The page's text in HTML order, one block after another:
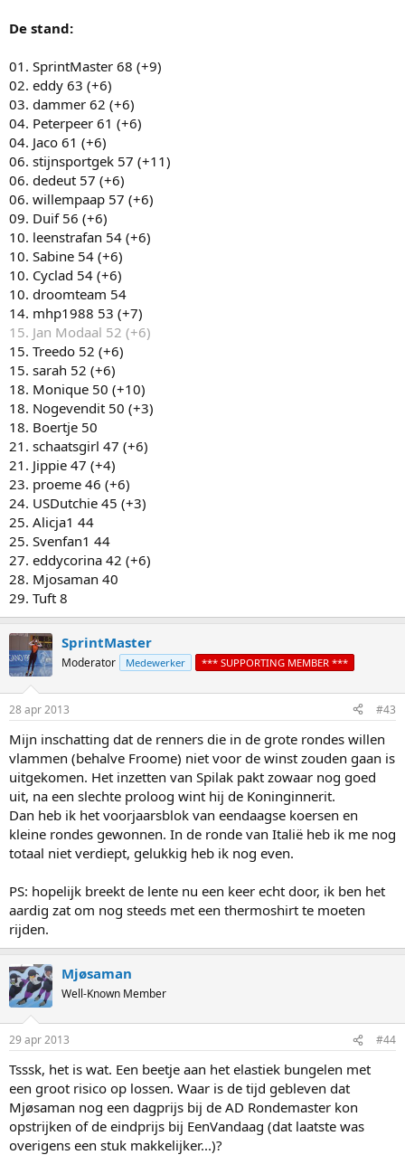
De stand:
01. SprintMaster 68 (+9)
02. eddy 63 (+6)
03. dammer 62 (+6)
04. Peterpeer 61 (+6)
04. Jaco 61 (+6)
06. stijnsportgek 57 (+11)
06. dedeut 57 (+6)
06. willempaap 57 (+6)
09. Duif 56 (+6)
10. leenstrafan 54 (+6)
10. Sabine 54 (+6)
10. Cyclad 54 (+6)
10. droomteam 54
14. mhp1988 53 (+7)
15. Jan Modaal 52 (+6)
15. Treedo 52 (+6)
15. sarah 52 (+6)
18. Monique 50 (+10)
18. Nogevendit 50 (+3)
18. Boertje 50
21. schaatsgirl 47 (+6)
21. Jippie 47 (+4)
23. proeme 46 (+6)
24. USDutchie 45 (+3)
25. Alicja1 44
25. Svenfan1 44
27. eddycorina 42 (+6)
28. Mjosaman 40
29. Tuft 8
SprintMaster
Moderator Medewerker *** SUPPORTING MEMBER ***
28 apr 2013 #43
Mijn inschatting dat de renners die in de grote rondes willen
vlammen (behalve Froome) niet voor de winst zouden gaan is
uitgekomen. Het inzetten van Spilak pakt zowaar nog goed
uit, na een slechte proloog wint hij de Koninginnerit.
Dan heb ik het voorjaarsblok van eendaagse koersen en
kleine rondes gewonnen. In de ronde van Italië heb ik me nog
totaal niet verdiept, gelukkig heb ik nog even.
PS: hopelijk breekt de lente nu een keer echt door, ik ben het
aardig zat om nog steeds met een thermoshirt te moeten
rijden.
Mjøsaman
Well-Known Member
29 apr 2013 #44
Tsssk, het is wat. Een beetje aan het elastiek bungelen met
een groot risico op lossen. Waar is de tijd gebleven dat
Mjøsaman nog een dagprijs bij de AD Rondemaster kon
opstrijken of de eindprijs bij EenVandaag (dat laatste was
overigens een stuk makkelijker...)?